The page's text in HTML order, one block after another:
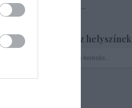
...
Szinház helyszínek